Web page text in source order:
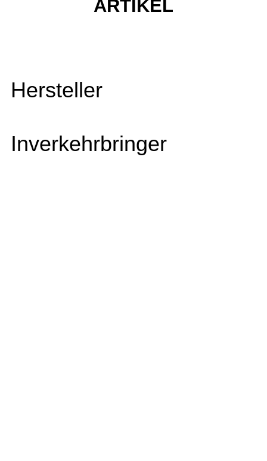
ARTIKEL
Hersteller
Inverkehrbringer